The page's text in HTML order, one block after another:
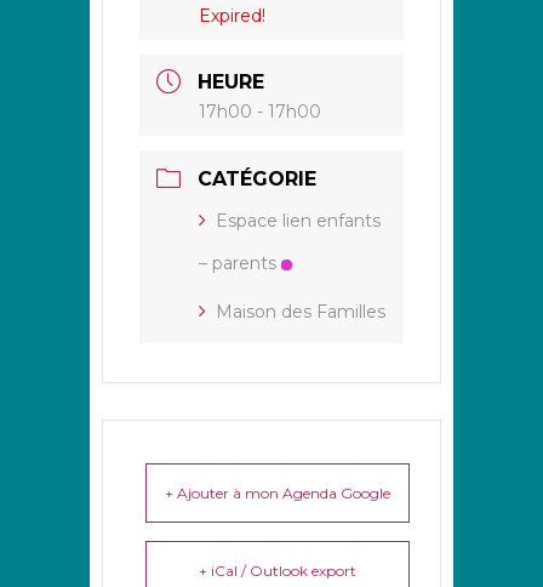
Expired!
HEURE
17h00 - 17h00
CATÉGORIE
Espace lien enfants
– parents
Maison des Familles
+ Ajouter à mon Agenda Google
+ iCal / Outlook export